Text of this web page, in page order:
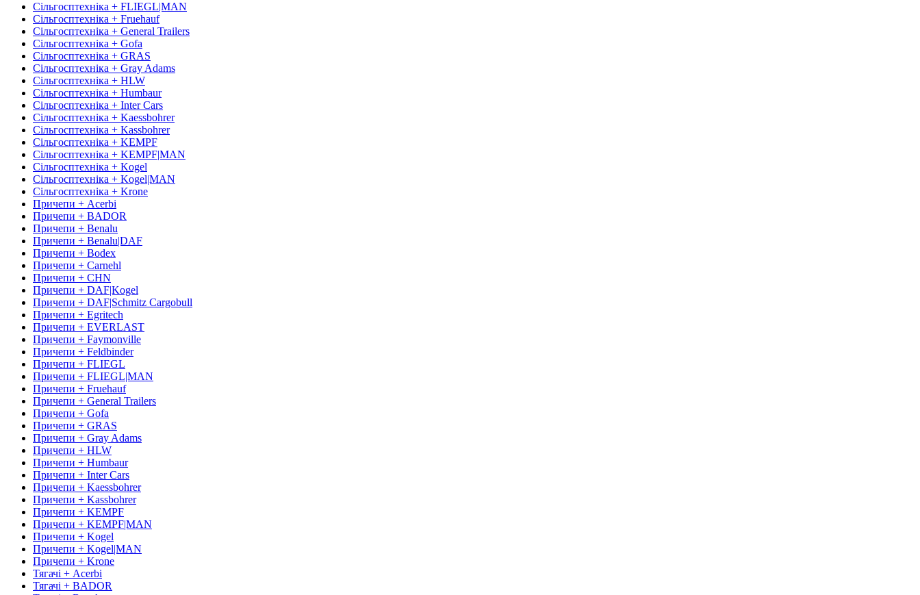
Сільгосптехніка + FLIEGL|MAN
Сільгосптехніка + Fruehauf
Сільгосптехніка + General Trailers
Сільгосптехніка + Gofa
Сільгосптехніка + GRAS
Сільгосптехніка + Gray Adams
Сільгосптехніка + HLW
Сільгосптехніка + Humbaur
Сільгосптехніка + Inter Cars
Сільгосптехніка + Kaessbohrer
Сільгосптехніка + Kassbohrer
Сільгосптехніка + KEMPF
Сільгосптехніка + KEMPF|MAN
Сільгосптехніка + Kogel
Сільгосптехніка + Kogel|MAN
Сільгосптехніка + Krone
Причепи + Acerbi
Причепи + BADOR
Причепи + Benalu
Причепи + Benalu|DAF
Причепи + Bodex
Причепи + Carnehl
Причепи + CHN
Причепи + DAF|Kogel
Причепи + DAF|Schmitz Cargobull
Причепи + Egritech
Причепи + EVERLAST
Причепи + Faymonville
Причепи + Feldbinder
Причепи + FLIEGL
Причепи + FLIEGL|MAN
Причепи + Fruehauf
Причепи + General Trailers
Причепи + Gofa
Причепи + GRAS
Причепи + Gray Adams
Причепи + HLW
Причепи + Humbaur
Причепи + Inter Cars
Причепи + Kaessbohrer
Причепи + Kassbohrer
Причепи + KEMPF
Причепи + KEMPF|MAN
Причепи + Kogel
Причепи + Kogel|MAN
Причепи + Krone
Тягачі + Acerbi
Тягачі + BADOR